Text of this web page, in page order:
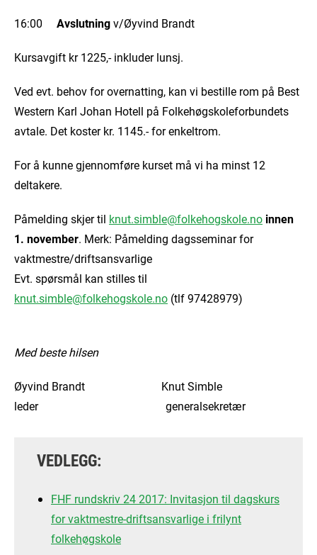
16:00 Avslutningv/Øyvind Brandt
Kursavgift kr 1225,- inkluder lunsj.
Ved evt. behov for overnatting, kan vi bestille rom på Best
Western Karl Johan Hotell på Folkehøgskoleforbundets
avtale. Det koster kr. 1145.- for enkeltrom.
For å kunne gjennomføre kurset må vi ha minst 12
deltakere.
Påmelding skjer til knut.simble@folkehogskole.no innen
1. november. Merk: Påmelding dagsseminar for
vaktmestre/driftsansvarlige
Evt. spørsmål kan stilles til
knut.simble@folkehogskole.no (tlf 97428979)
Med beste hilsen
Øyvind Brandt Knut Simble
leder generalsekretær
VEDLEGG:
FHF rundskriv 24 2017: Invitasjon til dagskurs
for vaktmestre-driftsansvarlige i frilynt
folkehøgskole